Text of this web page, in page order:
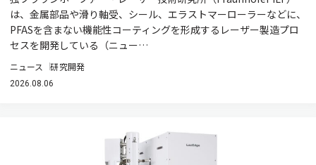
は、金属部品や滑り軸受、シール、エラストマーローラーなどに、
PFASを含まない機能性コーティングを形成するレーザー製造プロ
セスを開発している（ニュー…
ニュース 研究開発
2026.08.06